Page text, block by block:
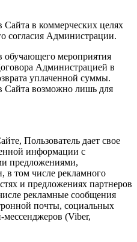
Сайта в коммерческих целях
согласия Администрации.
обучающего мероприятия
Администрацией в
уплаченной суммы.
Сайта возможно лишь для
Пользователь дает свое
информации с
предложениями,
в том числе рекламного
и предложениях партнеров
рекламные сообщения
почты, социальных
(Viber,